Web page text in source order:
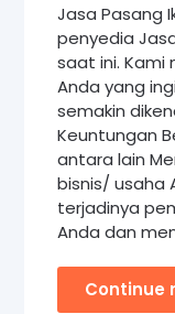
Jasa Pasang
penyedia
saat ini. Kami
Anda yang
semakin
Keuntungan
antara lain
bisnis/ usaha
terjadinya
Anda dan
Continue